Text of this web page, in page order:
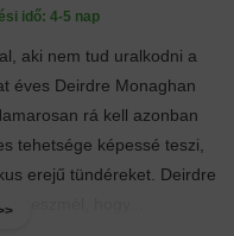
aki nem tud uralkodni a
éves Deirdre Monaghan
rá kell azonban
tehetsége képessé teszi,
erejű tündéreket. Deirdre
eszmél, hogy...
idő: 4-5 nap